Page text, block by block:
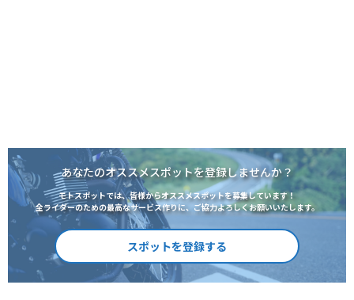
あなたのオススメスポットを登録しませんか？
モトスポットでは、皆様からオススメスポットを募集しています！
全ライダーのための最高なサービス作りに、ご協力よろしくお願いいたします。
スポットを登録する